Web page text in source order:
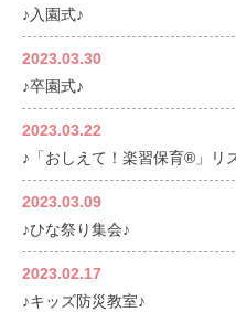
♪入園式♪
2023.03.30
♪卒園式♪
2023.03.22
♪「おしえて！楽習保育®」リ
2023.03.09
♪ひな祭り集会♪
2023.02.17
♪キッズ防災教室♪